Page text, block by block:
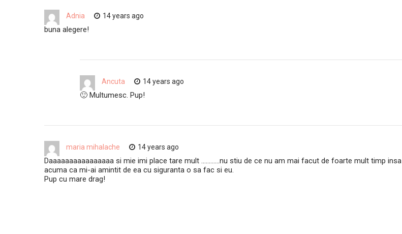
Adnia 14 years ago
buna alegere!
Ancuta 14 years ago
🙂 Multumesc. Pup!
maria mihalache 14 years ago
Daaaaaaaaaaaaaaaa si mie imi place tare mult …………nu stiu de ce nu am mai facut de foarte mult timp insa
acuma ca mi-ai amintit de ea cu siguranta o sa fac si eu.
Pup cu mare drag!